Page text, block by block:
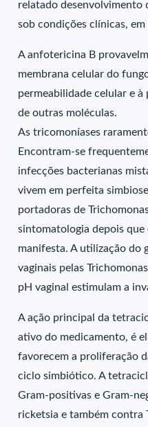
relatado desenvolvimento
sob condições clínicas,
A anfotericina B
membrana celular do
permeabilidade celular e à
de outras moléculas.
As tricomoníases
Encontram-se
infecções bacterianas
vivem em perfeita
portadoras de
sintomatologia depois que
manifesta. A utilização do
vaginais pelas
pH vaginal estimulam a
A ação principal da
ativo do medicamento, é
favorecem a proliferação
ciclo simbiótico. A
Gram-positivas e Gram-
ricketsia e também contra